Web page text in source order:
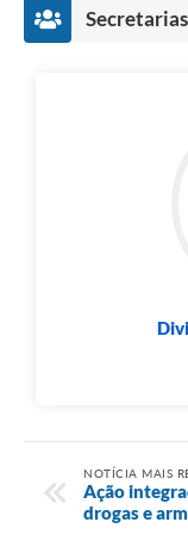
NOTÍCIA MAIS
Ação
drogas e